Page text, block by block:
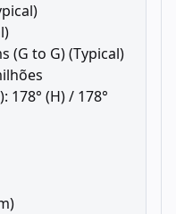
(G to G) (Typical)
178° (H) / 178°